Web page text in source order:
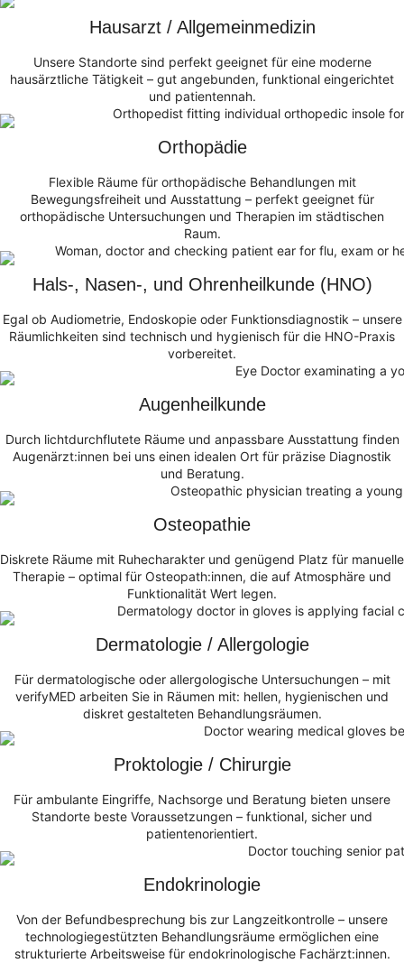
Hausarzt / Allgemeinmedizin
Unsere Standorte sind perfekt geeignet für eine moderne
hausärztliche Tätigkeit – gut angebunden, funktional eingerichtet
und patientennah.
Orthopädie
Flexible Räume für orthopädische Behandlungen mit
Bewegungsfreiheit und Ausstattung – perfekt geeignet für
orthopädische Untersuchungen und Therapien im städtischen
Raum.
Hals-, Nasen-, und Ohrenheilkunde (HNO)
Egal ob Audiometrie, Endoskopie oder Funktionsdiagnostik – unsere
Räumlichkeiten sind technisch und hygienisch für die HNO-Praxis
vorbereitet.
Augenheilkunde
Durch lichtdurchflutete Räume und anpassbare Ausstattung finden
Augenärzt:innen bei uns einen idealen Ort für präzise Diagnostik
und Beratung.
Osteopathie
Diskrete Räume mit Ruhecharakter und genügend Platz für manuelle
Therapie – optimal für Osteopath:innen, die auf Atmosphäre und
Funktionalität Wert legen.
Dermatologie / Allergologie
Für dermatologische oder allergologische Untersuchungen – mit
verifyMED arbeiten Sie in Räumen mit: hellen, hygienischen und
diskret gestalteten Behandlungsräumen.
Proktologie / Chirurgie
Für ambulante Eingriffe, Nachsorge und Beratung bieten unsere
Standorte beste Voraussetzungen – funktional, sicher und
patientenorientiert.
Endokrinologie
Von der Befundbesprechung bis zur Langzeitkontrolle – unsere
technologiegestützten Behandlungsräume ermöglichen eine
strukturierte Arbeitsweise für endokrinologische Fachärzt:innen.